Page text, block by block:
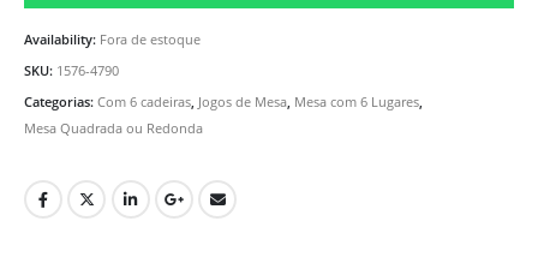
Availability: Fora de estoque
SKU: 1576-4790
Categorias: Com 6 cadeiras Jogos de Mesa Mesa com 6 Lugares
Mesa Quadrada ou Redonda